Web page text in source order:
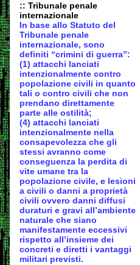
:: Tribunale penale
internazionale
In base allo Statuto del
Tribunale penale
internazionale, sono
definiti “crimini di guerra”:
(1) attacchi lanciati
intenzionalmente contro
popolazione civili in quanto
tali o contro civili che non
prendano direttamente
parte alle ostilità;
(4) attacchi lanciati
intenzionalmente nella
consapevolezza che gli
stessi avranno come
conseguenza la perdita di
vite umane tra la
popolazione civile, e lesioni
a civili o danni a proprietà
civili ovvero danni diffusi
duraturi e gravi all’ambiente
naturale che siano
manifestamente eccessivi
rispetto all’insieme dei
concreti e diretti i vantaggi
militari previsti.